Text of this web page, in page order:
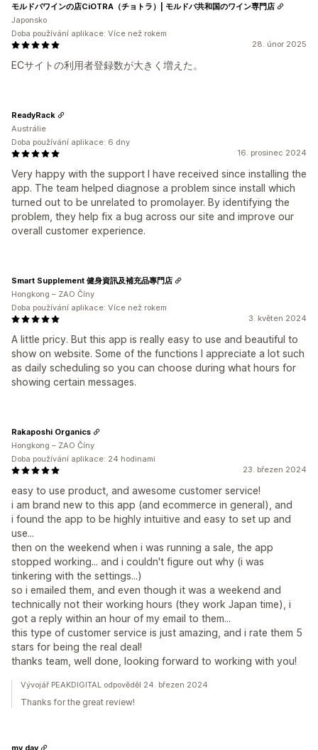
28. únor 2025
ECサイトの利用者登録数が大きく増えた。
モルドバワインの店CiOTRA（チョトラ）| モルドバ共和国のワイン専門店
Japonsko
Doba používání aplikace: Více než rokem
16. prosinec 2024
Very happy with the support I have received since installing the
app. The team helped diagnose a problem since install which
turned out to be unrelated to promolayer. By identifying the
problem, they help fix a bug across our site and improve our
overall customer experience.
ReadyRack
Austrálie
Doba používání aplikace: 6 dny
3. květen 2024
A little pricy. But this app is really easy to use and beautiful to
show on website. Some of the functions I appreciate a lot such
as daily scheduling so you can choose during what hours for
showing certain messages.
Smart Supplement 健身資訊及補充品專門店
Hongkong – ZAO Číny
Doba používání aplikace: Více než rokem
23. březen 2024
easy to use product, and awesome customer service!
i am brand new to this app (and ecommerce in general), and
i found the app to be highly intuitive and easy to set up and
use...
then on the weekend when i was running a sale, the app
stopped working... and i couldn't figure out why (i was
tinkering with the settings...)
so i emailed them, and even though it was a weekend and
technically not their working hours (they work Japan time), i
got a reply within an hour of my email to them...
this type of customer service is just amazing, and i rate them 5
stars for being the real deal!
thanks team, well done, looking forward to working with you!
Rakaposhi Organics
Hongkong – ZAO Číny
Doba používání aplikace: 24 hodinami
Vývojář PEAKDIGITAL odpověděl 24. březen 2024
Thanks for the great review!
my day